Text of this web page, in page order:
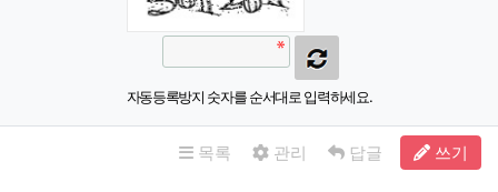
자동등록방지 숫자를 순서대로 입력하세요.
목록 관리 답글 쓰기